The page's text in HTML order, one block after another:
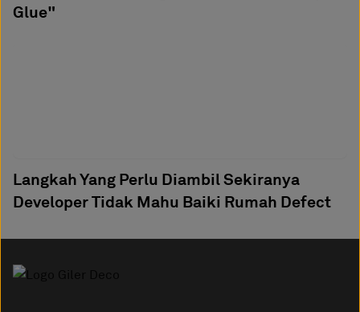
Glue"
Langkah Yang Perlu Diambil Sekiranya
Developer Tidak Mahu Baiki Rumah Defect